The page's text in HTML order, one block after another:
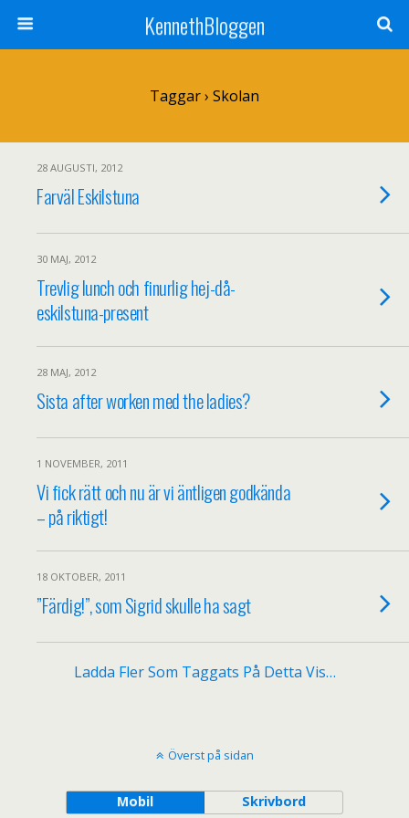
KennethBloggen
Taggar › Skolan
28 AUGUSTI, 2012
Farväl Eskilstuna
30 MAJ, 2012
Trevlig lunch och finurlig hej-då-
eskilstuna-present
28 MAJ, 2012
Sista after worken med the ladies?
1 NOVEMBER, 2011
Vi fick rätt och nu är vi äntligen godkända
– på riktigt!
18 OKTOBER, 2011
”Färdig!”, som Sigrid skulle ha sagt
Ladda Fler Som Taggats På Detta Vis…
Överst på sidan
Mobil Skrivbord